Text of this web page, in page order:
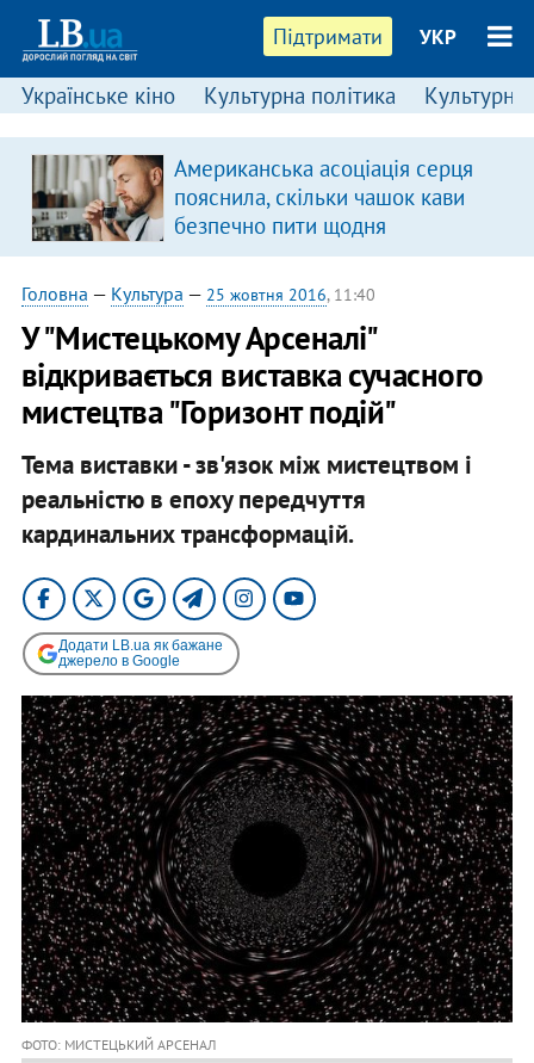
Підтримати УКР
Українське кіно Культурна політика Культурні
Американська асоціація серця
пояснила, скільки чашок кави
безпечно пити щодня
Головна — Культура — 25 жовтня 2016, 11:40
У "Мистецькому Арсеналі"
відкривається виставка сучасного
мистецтва "Горизонт подій"
Тема виставки - зв'язок між мистецтвом і
реальністю в епоху передчуття
кардинальних трансформацій.
Додати LB.ua як бажане
джерело в Google
ФОТО: МИСТЕЦЬКИЙ АРСЕНАЛ